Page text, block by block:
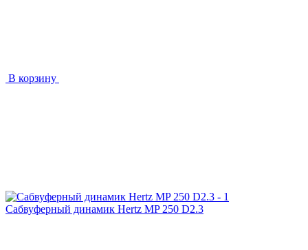
В корзину
Сабвуферный динамик Hertz MP 250 D2.3